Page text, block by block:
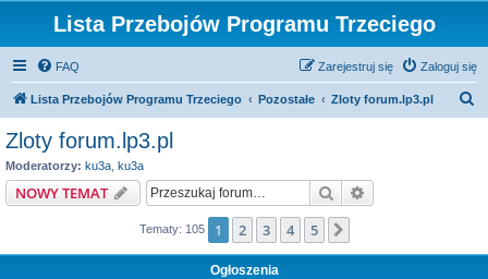
Lista Przebojów Programu Trzeciego
FAQ Zaloguj się
Zarejestruj się
Lista Przebojów Programu Trzeciego Pozostałe Zloty forum.lp3.pl
Zloty forum.lp3.pl
Moderatorzy: ku3a ku3a
NOWY TEMAT Szukaj
Tematy: 105 1 2 3 4 5
Ogłoszenia